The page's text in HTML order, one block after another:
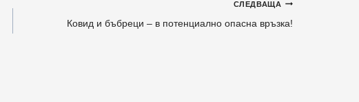
СЛЕДВАЩА
Ковид и бъбреци – в потенциално опасна връзка!